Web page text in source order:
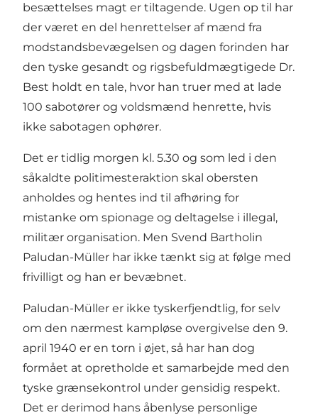
besættelses magt er tiltagende. Ugen op til har
der været en del henrettelser af mænd fra
modstandsbevægelsen og dagen forinden har
den tyske gesandt og rigsbefuldmægtigede Dr.
Best holdt en tale, hvor han truer med at lade
100 sabotører og voldsmænd henrette, hvis
ikke sabotagen ophører.
Det er tidlig morgen kl. 5.30 og som led i den
såkaldte politimesteraktion skal obersten
anholdes og hentes ind til afhøring for
mistanke om spionage og deltagelse i illegal,
militær organisation. Men Svend Bartholin
Paludan-Müller har ikke tænkt sig at følge med
frivilligt og han er bevæbnet.
Paludan-Müller er ikke tyskerfjendtlig, for selv
om den nærmest kampløse overgivelse den 9.
april 1940 er en torn i øjet, så har han dog
formået at opretholde et samarbejde med den
tyske grænsekontrol under gensidig respekt.
Det er derimod hans åbenlyse personlige